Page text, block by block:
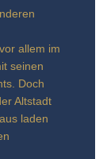
allem im
seinen
Doch
Altstadt
laden